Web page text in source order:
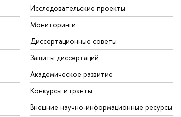
Исследовательские проекты
Мониторинги
Диссертационные советы
Защиты диссертаций
Академическое развитие
Конкурсы и гранты
Внешние научно-информационные ресурсы